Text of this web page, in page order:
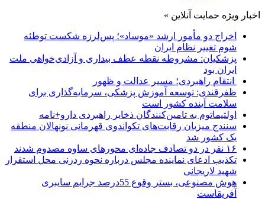
اخبار ویژه حمایت آنلاین »
اخراج دو مأمور ارشد «موساد»؛ پس‌لرزه شکست توطئه
شوم تغییر نظام ایران
پزشکیان: مشروطه نقطه عطف بیداری و آزادی‌خواهی ملت
ایران بود
انتقام راهبردی؛ مسیر عدالت و ظهور
ظفرقندی: توسعه آموزش پزشکی، سرمایه‌گذاری برای
سلامت آینده کشور است
اولتیماتوم به تامین‌کنندگان ذخایر راهبردی دارو+نامه
سنندج میزبان رقابت‌های تکواندوی قهرمانی نونهالان منطقه
یک کشور شد
۱۶ نفر در دو تصادف جاده‌ای محورهای ساوه مصدوم شدند
تکذیب ادعای نماینده مجلس درباره نحوه ردزنی محل استقرار
شهید لاریجانی
هوش مصنوعی، بستر وقوع 55درصد جرایم سایبری
آفریقاست